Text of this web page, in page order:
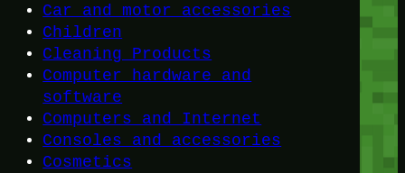
Car and motor accessories
Children
Cleaning Products
Computer hardware and
software
Computers and Internet
Consoles and accessories
Cosmetics